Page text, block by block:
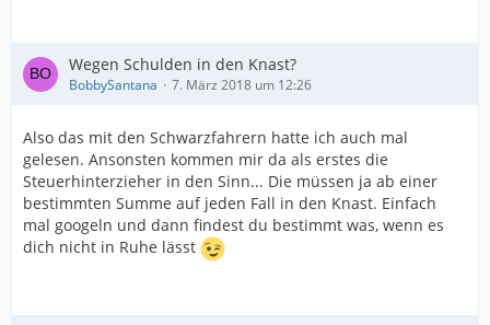
Wegen Schulden in den Knast?
BobbySantana 7. März 2018 um 12:26
Also das mit den Schwarzfahrern hatte ich auch mal
gelesen. Ansonsten kommen mir da als erstes die
Steuerhinterzieher in den Sinn... Die müssen ja ab einer
bestimmten Summe auf jeden Fall in den Knast. Einfach
mal googeln und dann findest du bestimmt was, wenn es
dich nicht in Ruhe lässt